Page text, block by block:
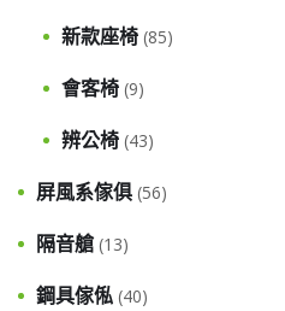
新款座椅 (85)
會客椅 (9)
辨公椅 (43)
屏風系傢俱 (56)
隔音艙 (13)
鋼具傢俬 (40)